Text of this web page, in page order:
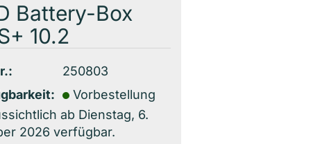
erstellen
vergessen?
Battery-Box
10.2
250803
Vorbestellung
ab Dienstag, 6.
2026 verfügbar.